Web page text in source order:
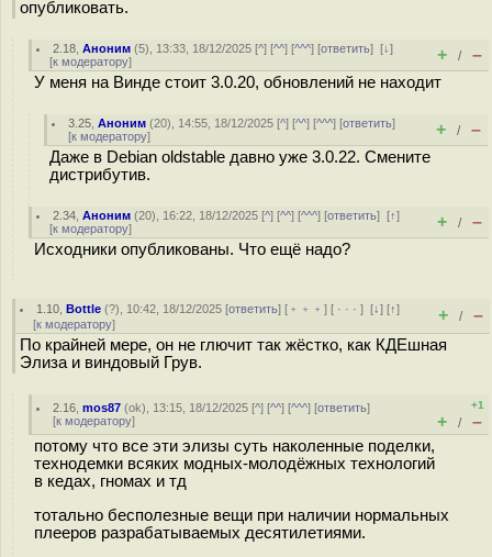
опубликовать.
2.18 ,Аноним (5), 13:33, 18/12/2025 [^] [^^] [^^^] [ответить][↓]
[к модератору] + / –
У меня на Винде стоит 3.0.20, обновлений не находит
3.25 ,Аноним (20), 14:55, 18/12/2025 [^] [^^] [^^^] [ответить]
[к модератору] + / –
Даже в Debian oldstable давно уже 3.0.22. Смените
дистрибутив.
2.34 ,Аноним (20), 16:22, 18/12/2025 [^] [^^] [^^^] [ответить][↑]
[к модератору] + / –
Исходники опубликованы. Что ещё надо?
1.10 ,Bottle (?), 10:42, 18/12/2025 [ответить] [ ﹢﹢﹢] [ · · ·][↓] [↑]
[к модератору] + / –
По крайней мере, он не глючит так жёстко, как КДЕшная
Элиза и виндовый Грув.
2.16 ,mos87 (ok), 13:15, 18/12/2025 [^] [^^] [^^^] [ответить]
[к модератору]
+1
+ / –
потому что все эти элизы суть наколенные поделки,
технодемки всяких модных-молодёжных технологий
в кедах, гномах и тд
тотально бесполезные вещи при наличии нормальных
плееров разрабатываемых десятилетиями.